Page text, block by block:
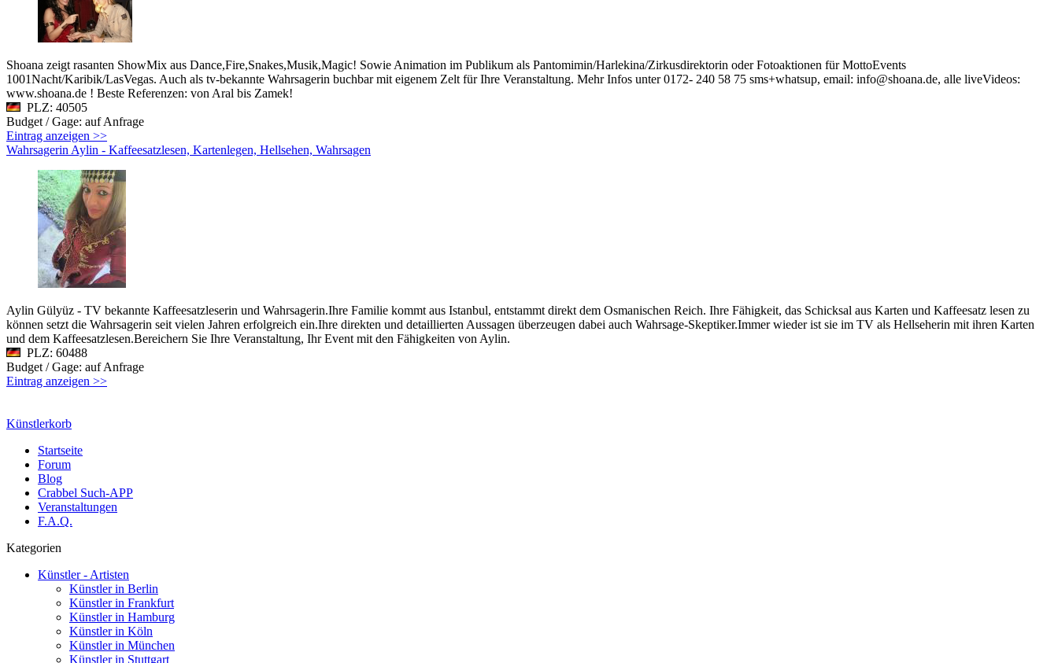
Shoana zeigt rasanten ShowMix aus Dance,Fire,Snakes,Musik,Magic! Sowie Animation im Publikum als Pantomimin/Harlekina/Zirkusdirektorin oder Fotoaktionen für MottoEvents
1001Nacht/Karibik/LasVegas. Auch als tv-bekannte Wahrsagerin buchbar mit eigenem Zelt für Ihre Veranstaltung. Mehr Infos unter 0172- 240 58 75 sms+whatsup, email: info@shoana.de, alle liveVideos:
www.shoana.de ! Beste Referenzen: von Aral bis Zamek!
PLZ: 40505
Budget / Gage: auf Anfrage
Eintrag anzeigen >>
Wahrsagerin Aylin - Kaffeesatzlesen, Kartenlegen, Hellsehen, Wahrsagen
Aylin Gülyüz - TV bekannte Kaffeesatzleserin und Wahrsagerin.Ihre Familie kommt aus Istanbul, entstammt direkt dem Osmanischen Reich. Ihre Fähigkeit, das Schicksal aus Karten und Kaffeesatz lesen zu
können setzt die Wahrsagerin seit vielen Jahren erfolgreich ein.Ihre direkten und detaillierten Aussagen überzeugen dabei auch Wahrsage-Skeptiker.Immer wieder ist sie im TV als Hellseherin mit ihren Karten
und dem Kaffeesatzlesen.Bereichern Sie Ihre Veranstaltung, Ihr Event mit den Fähigkeiten von Aylin.
PLZ: 60488
Budget / Gage: auf Anfrage
Eintrag anzeigen >>
Künstlerkorb
Startseite
Forum
Blog
Crabbel Such-APP
Veranstaltungen
F.A.Q.
Kategorien
Künstler - Artisten
Künstler in Berlin
Künstler in Frankfurt
Künstler in Hamburg
Künstler in Köln
Künstler in München
Künstler in Stuttgart